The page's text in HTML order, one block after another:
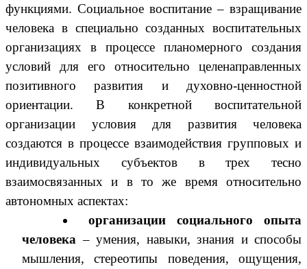
функциями. Социальное воспитание – взращивание
человека в специально созданных воспитательных
организациях в процессе планомерного создания
условий для его относительно целенаправленных
позитивного развития и духовно-ценностной
ориентации. В конкретной воспитательной
организации условия для развития человека
создаются в процессе взаимодействия групповых и
индивидуальных субъектов в трех тесно
взаимосвязанных и в то же время относительно
автономных аспектах:
организации социального опыта
человека – умения, навыки, знания и способы
мышления, стереотипы поведения, ощущения,